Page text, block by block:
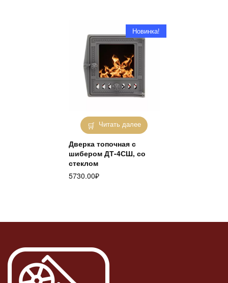
Читать далее
Новинка!
Дверка топочная с
шибером ДТ-4СШ, со
стеклом
5730.00₽